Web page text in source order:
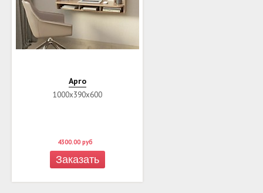
Арго
1000х390х600
4300.00 руб
Заказать